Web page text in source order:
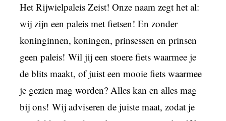
Het Rijwielpaleis Zeist! Onze naam zegt het al:
wij zijn een paleis met fietsen! En zonder
koninginnen, koningen, prinsessen en prinsen
geen paleis! Wil jij een stoere fiets waarmee je
de blits maakt, of juist een mooie fiets waarmee
je gezien mag worden? Alles kan en alles mag
bij ons! Wij adviseren de juiste maat, zodat je